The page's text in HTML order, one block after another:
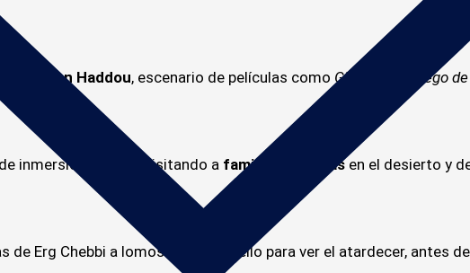
Ait Ben Haddou, escenario de películas como Gladiator Juego
inmersión cultural visitando a familias nómadasen el desierto y
de Erg Chebbi a lomos de un camello para ver el atardecer, antes